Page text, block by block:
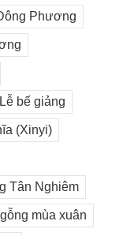
Phương
Lễ bế giảng
(Xinyi)
Tân Nghiêm
mùa xuân